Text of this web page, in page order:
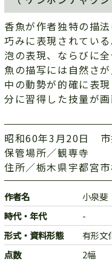
香魚が作者独特の描
巧みに表現されてい
泡の表現、ならびに
魚の描写には自然さ
中の動勢が的確に表
分に習得した技量が
昭和60年3月20日 市
保管場所／観専寺
住所／栃木県宇都宮
作者名
小泉斐
時代・年代
-
形式・資料形態
有形文
点数
2幅